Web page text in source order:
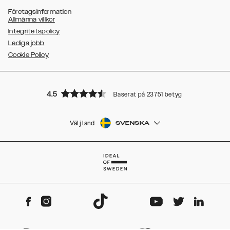
Företagsinformation
Allmänna villkor
Integritetspolicy
Lediga jobb
Cookie Policy
4.5 Baserat på 23751 betyg
Välj land SVENSKA